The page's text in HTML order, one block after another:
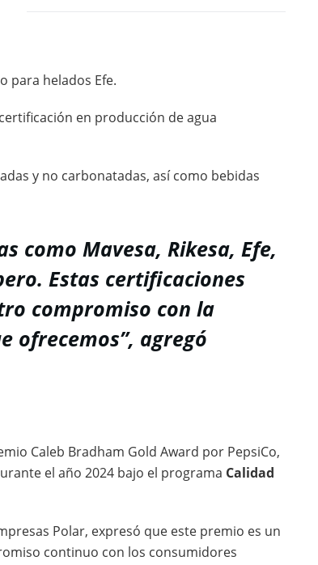
para helados Efe.
en producción de agua
y no carbonatadas, así como bebidas
como Mavesa, Rikesa, Efe,
Estas certificaciones
compromiso con la
ofrecemos”, agregó
Caleb Bradham Gold Award por PepsiCo,
el año 2024 bajo el programa Calidad
Polar, expresó que este premio es un
continuo con los consumidores